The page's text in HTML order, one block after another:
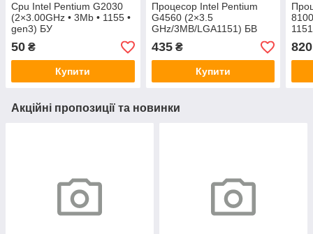
Cpu Intel Pentium G2030
(2×3.00GHz • 3Mb • 1155 •
gen3) БУ
50 ₴
Купити
Процесор Intel Pentium
G4560 (2×3.5
GHz/3MB/LGA1151) БВ
435₴
Купити
820
Акційні пропозиції та новинки